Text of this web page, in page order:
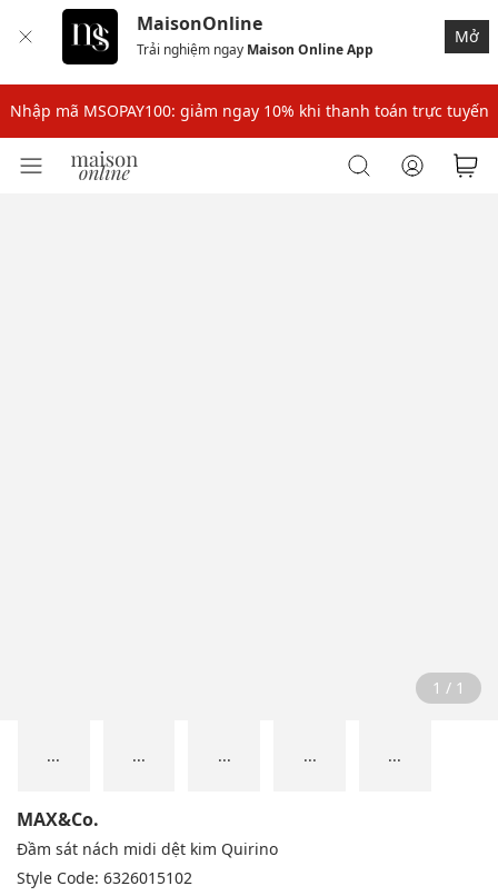
MaisonOnline
Trải nghiệm ngay Maison Online App
Mở
Nhập mã: MSOXINCHAO - Giảm 10% đơn đầu cho thành viên mới!
Nhập mã MSOPAY100: giảm ngay 10% khi thanh toán trực tuyến
Nhập mã: MSOXINCHAO - Giảm 10% đơn đầu cho thành viên mới!
1 / 1
... ... ... ... ...
MAX&Co.
Đầm sát nách midi dệt kim Quirino
Style Code: 6326015102